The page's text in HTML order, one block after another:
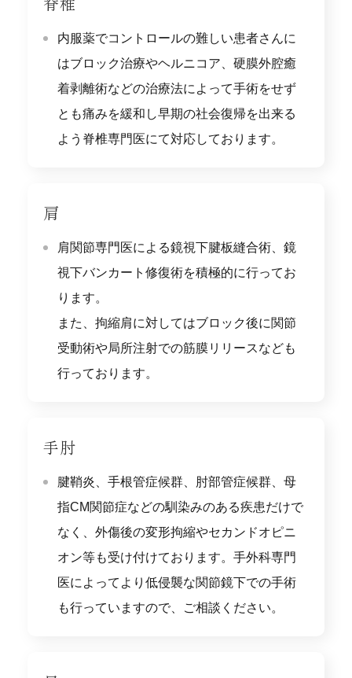
内服薬でコントロールの難しい患者さんに
はブロック治療やヘルニコア、硬膜外腔癒
着剥離術などの治療法によって手術をせず
とも痛みを緩和し早期の社会復帰を出来る
よう脊椎専門医にて対応しております。
肩
肩関節専門医による鏡視下腱板縫合術、鏡
視下バンカート修復術を積極的に行ってお
ります。
また、拘縮肩に対してはブロック後に関節
受動術や局所注射での筋膜リリースなども
行っております。
手肘
腱鞘炎、手根管症候群、肘部管症候群、母
指CM関節症などの馴染みのある疾患だけで
なく、外傷後の変形拘縮やセカンドオピニ
オン等も受け付けております。手外科専門
医によってより低侵襲な関節鏡下での手術
も行っていますので、ご相談ください。